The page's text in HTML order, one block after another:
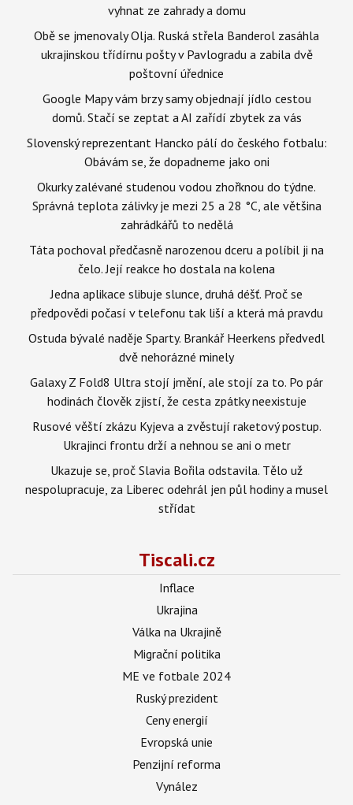
vyhnat ze zahrady a domu
Obě se jmenovaly Olja. Ruská střela Banderol zasáhla
ukrajinskou třídírnu pošty v Pavlogradu a zabila dvě
poštovní úřednice
Google Mapy vám brzy samy objednají jídlo cestou
domů. Stačí se zeptat a AI zařídí zbytek za vás
Slovenský reprezentant Hancko pálí do českého fotbalu:
Obávám se, že dopadneme jako oni
Okurky zalévané studenou vodou zhořknou do týdne.
Správná teplota zálivky je mezi 25 a 28 °C, ale většina
zahrádkářů to nedělá
Táta pochoval předčasně narozenou dceru a políbil ji na
čelo. Její reakce ho dostala na kolena
Jedna aplikace slibuje slunce, druhá déšť. Proč se
předpovědi počasí v telefonu tak liší a která má pravdu
Ostuda bývalé naděje Sparty. Brankář Heerkens předvedl
dvě nehorázné minely
Galaxy Z Fold8 Ultra stojí jmění, ale stojí za to. Po pár
hodinách člověk zjistí, že cesta zpátky neexistuje
Rusové věští zkázu Kyjeva a zvěstují raketový postup.
Ukrajinci frontu drží a nehnou se ani o metr
Ukazuje se, proč Slavia Bořila odstavila. Tělo už
nespolupracuje, za Liberec odehrál jen půl hodiny a musel
střídat
Tiscali.cz
Inflace
Ukrajina
Válka na Ukrajině
Migrační politika
ME ve fotbale 2024
Ruský prezident
Ceny energií
Evropská unie
Penzijní reforma
Vynález